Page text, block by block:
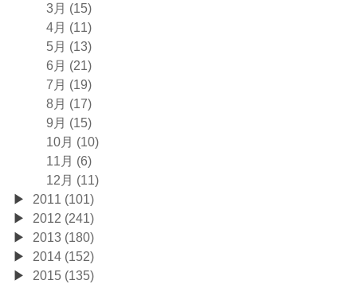
3月 (15)
4月 (11)
5月 (13)
6月 (21)
7月 (19)
8月 (17)
9月 (15)
10月 (10)
11月 (6)
12月 (11)
2011 (101)
2012 (241)
2013 (180)
2014 (152)
2015 (135)